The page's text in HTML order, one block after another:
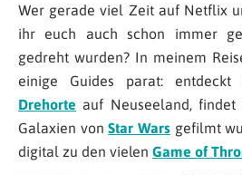
Wer gerade viel Zeit auf Netflix
ihr euch auch schon immer
gedreht wurden? In meinem
einige Guides parat:
Drehorte auf Neuseeland,
Galaxien vonStar Warsgefilmt
digital zu den vielen Game of